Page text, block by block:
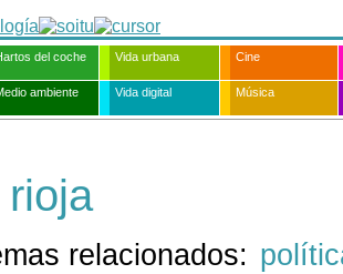
del coche Vida urbana Cine
ambiente Vida digital Música
rioja
relacionados: